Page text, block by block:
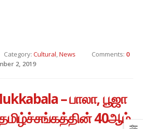
Category: Cultural,News Comments: 0
2, 2019
– பாலா, பூஜா
40ஆம்